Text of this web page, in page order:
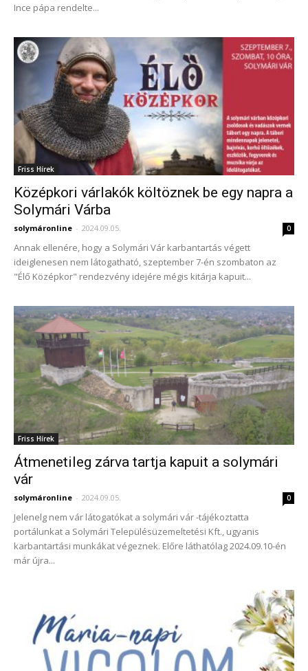
Ince pápa rendelte...
Friss Hírek
Középkori várlakók költöznek be egy napra a
Solymári Várba
solymáronline - 2024.09.05. 0
Annak ellenére, hogy a Solymári Vár karbantartás végett
ideiglenesen nem látogatható, szeptember 7-én szombaton az
"Élő Középkor" rendezvény idejére mégis kitárja kapuit...
Friss Hírek
Átmenetileg zárva tartja kapuit a solymári
vár
solymáronline - 2024.09.05. 0
Jelenelg nem vár látogatókat a solymári vár -tájékoztatta
portálunkat a Solymári Településüzemeltetési Kft., ugyanis
karbantartási munkákat végeznek. Előre láthatólag 2024.09.10-én
már újra...